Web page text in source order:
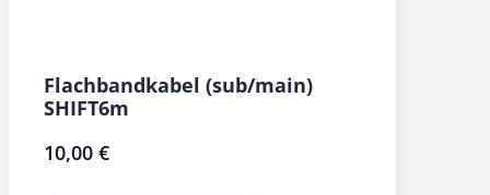
Flachbandkabel (sub/main)
SHIFT6m
10,00 €